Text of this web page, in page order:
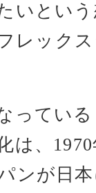
いとい
レック
ってい
は、
ンが日